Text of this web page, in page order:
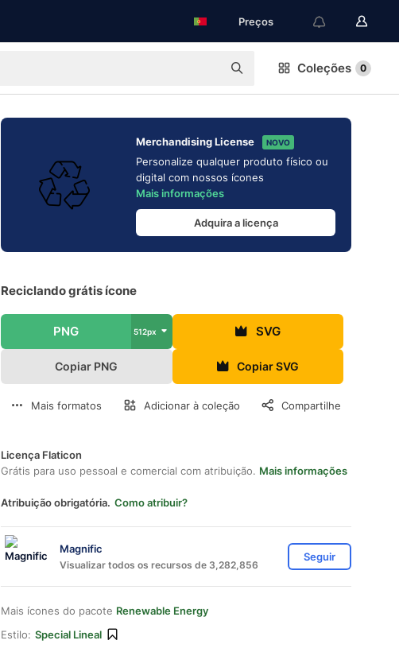
Preços
Coleções 0
Merchandising License NOVO
Personalize qualquer produto físico ou
digital com nossos ícones
Mais informações
Adquira a licença
Reciclando grátis ícone
PNG 512px SVG
Copiar PNG Copiar SVG
Mais formatos Adicionar à coleção Compartilhe
Licença Flaticon
Grátis para uso pessoal e comercial com atribuição. Mais informações
Atribuição obrigatória. Como atribuir?
Magnific
Visualizar todos os recursos de 3,282,856
Seguir
Mais ícones do pacote Renewable Energy
Estilo: Special Lineal